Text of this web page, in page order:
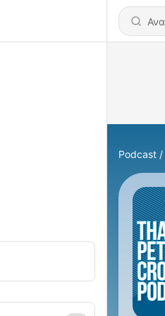
Podcast